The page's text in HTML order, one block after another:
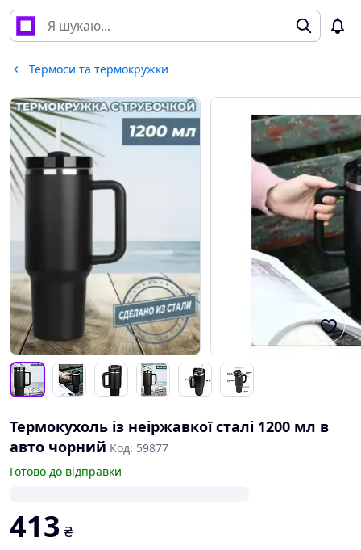
Термоси та термокружки
Термокухоль із неіржавкої сталі 1200 мл в
авто чорний Код: 59877
Готово до відправки
413 ₴